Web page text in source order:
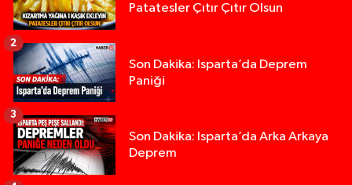
Patatesler Çıtır Çıtır Olsun
Son Dakika: Isparta’da Deprem
Paniği
2
Son Dakika: Isparta’da Arka Arkaya
Deprem
3